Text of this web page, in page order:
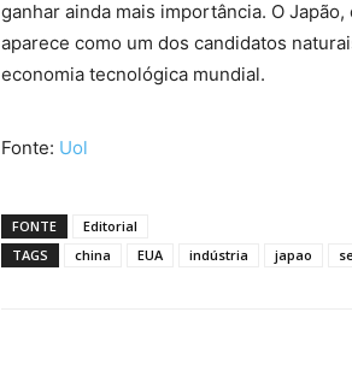
ganhar ainda mais importância. O
aparece como um dos candidatos
economia tecnológica mundial.
Fonte: Uol
FONTE
Editorial
TAGS
china EUA indústria japao